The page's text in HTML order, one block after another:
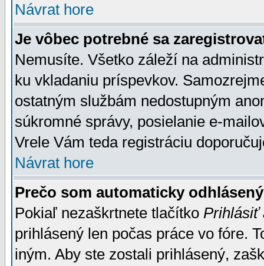
Návrat hore
Je vôbec potrebné sa
Nemusíte. Všetko záleží na
ku vkladaniu príspevkov.
ostatným službám nedostupným
súkromné správy, posielanie e-
Vrele Vám teda registráciu
Návrat hore
Prečo som automaticky
Pokiaľ nezaškrtnete tlačítko Prihlásiť
prihlásený len počas práce vo fóre.
iným. Aby ste zostali prihlásený,